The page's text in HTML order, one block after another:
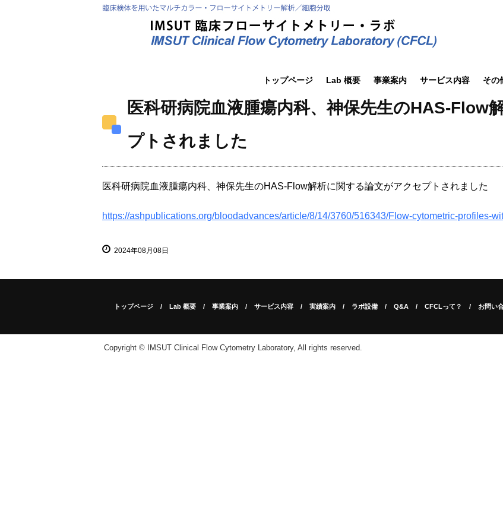
トップページ Lab 概要 事業案内 サービス内容 その
医科研病院血液腫瘍内科、神保先生のHAS‐Flow
プトされました
医科研病院血液腫瘍内科、神保先生のHAS‐Flow解析に関する論文がアクセプトされました
https://ashpublications.org/bloodadvances/article/8/14/3760/516343/Flow-cytometric-profiles-
2024年08月08日
トップページ Lab 概要 事業案内 サービス内容 実績案内 ラボ設備 Q&A CFCLって？ お問い
Copyright © IMSUT Clinical Flow Cytometry Laboratory, All rights reserved.